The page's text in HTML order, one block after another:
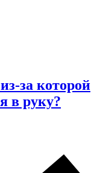
за которой
в руку?